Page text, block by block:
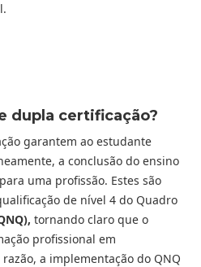
dupla certificação?
garantem ao estudante
a conclusão do ensino
uma profissão. Estes são
de nível 4 do Quadro
tornando claro que o
profissional em
a implementação do QNQ